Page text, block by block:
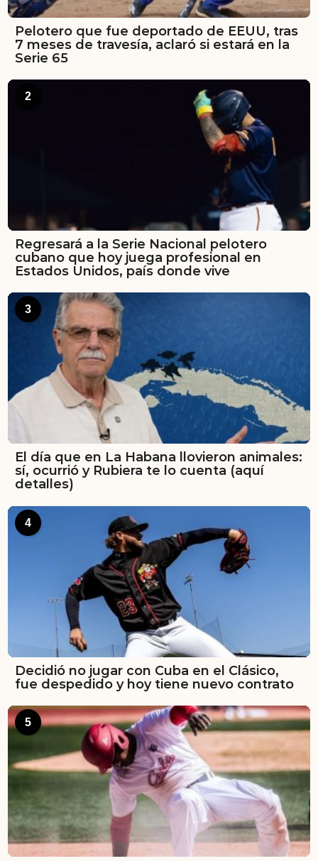
Pelotero que fue deportado de EEUU, tras
7 meses de travesía, aclaró si estará en la
Serie 65
2
Regresará a la Serie Nacional pelotero
cubano que hoy juega profesional en
Estados Unidos, país donde vive
3
El día que en La Habana llovieron animales:
sí, ocurrió y Rubiera te lo cuenta (aquí
detalles)
4
Decidió no jugar con Cuba en el Clásico,
fue despedido y hoy tiene nuevo contrato
5